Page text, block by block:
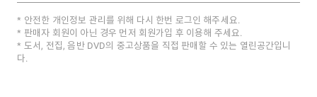
안전한 개인정보 관리를 위해 다시 한번 로그인 해주세요.
판매자 회원이 아닌 경우 먼저 회원가입 후 이용해 주세요.
도서, 전집, 음반 DVD의 중고상품을 직접 판매할 수 있는 열린공간입니
다.